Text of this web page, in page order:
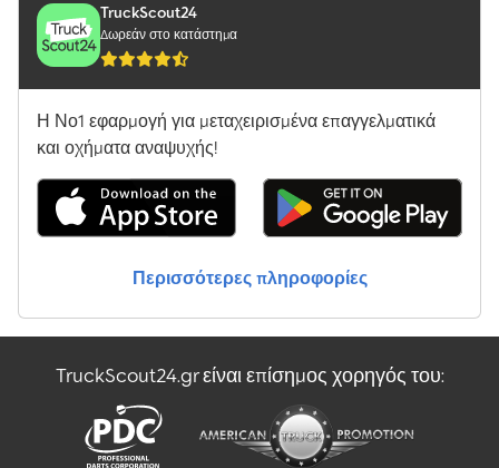
TruckScout24
Δωρεάν στο κατάστημα
Η Νο1 εφαρμογή για μεταχειρισμένα επαγγελματικά
και οχήματα αναψυχής!
Περισσότερες πληροφορίες
TruckScout24.gr είναι επίσημος χορηγός του: